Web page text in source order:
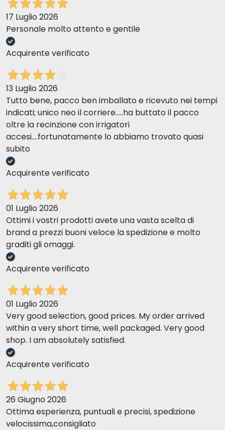
17 Luglio 2026
Personale molto attento e gentile
Acquirente verificato
13 Luglio 2026
Tutto bene, pacco ben imballato e ricevuto nei tempi
indicati; unico neo il corriere.....ha buttato il pacco
oltre la recinzione con irrigatori
accesi....fortunatamente lo abbiamo trovato quasi
subito
Acquirente verificato
01 Luglio 2026
Ottimi i vostri prodotti avete una vasta scelta di
brand a prezzi buoni veloce la spedizione e molto
graditi gli omaggi.
Acquirente verificato
01 Luglio 2026
Very good selection, good prices. My order arrived
within a very short time, well packaged. Very good
shop. I am absolutely satisfied.
Acquirente verificato
26 Giugno 2026
Ottima esperienza, puntuali e precisi, spedizione
velocissima,consigliato